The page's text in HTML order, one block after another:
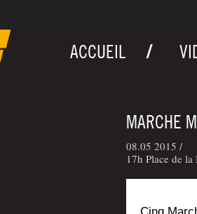
ACCUEIL
MARCHE
08.05 2015 /
17h Place de